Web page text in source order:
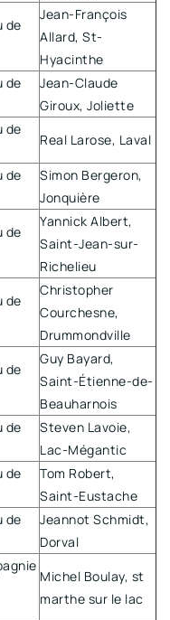
de
Jean-François
Allard, St-
Hyacinthe
de
Jean-Claude
Giroux, Joliette
de
Real Larose, Laval
de
Simon Bergeron,
Jonquière
de
Yannick Albert,
Saint-Jean-sur-
Richelieu
de
Christopher
Courchesne,
Drummondville
de
Guy Bayard,
Saint-Étienne-de-
Beauharnois
de
Steven Lavoie,
Lac-Mégantic
de
Tom Robert,
Saint-Eustache
de
Jeannot Schmidt,
Dorval
Michel Boulay, st
marthe sur le lac